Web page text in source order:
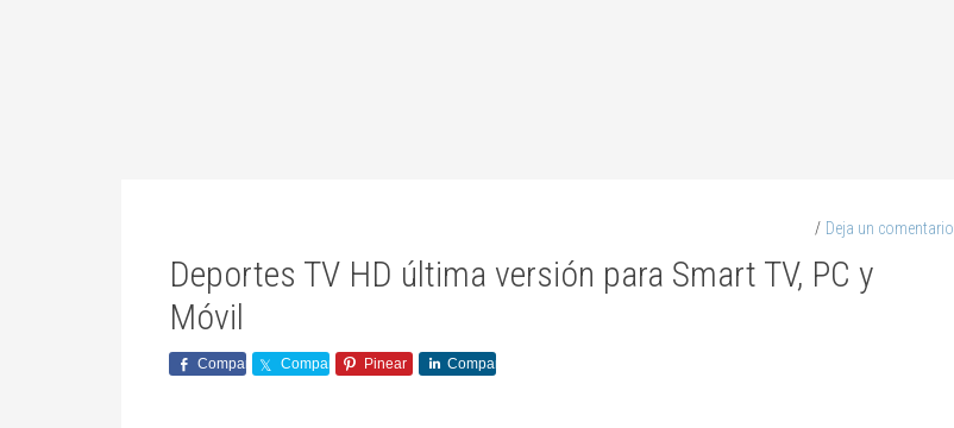
Deja un comentario
Deportes TV HD última versión para Smart TV, PC y
Móvil
Comparte Comparte Pinear Comparte